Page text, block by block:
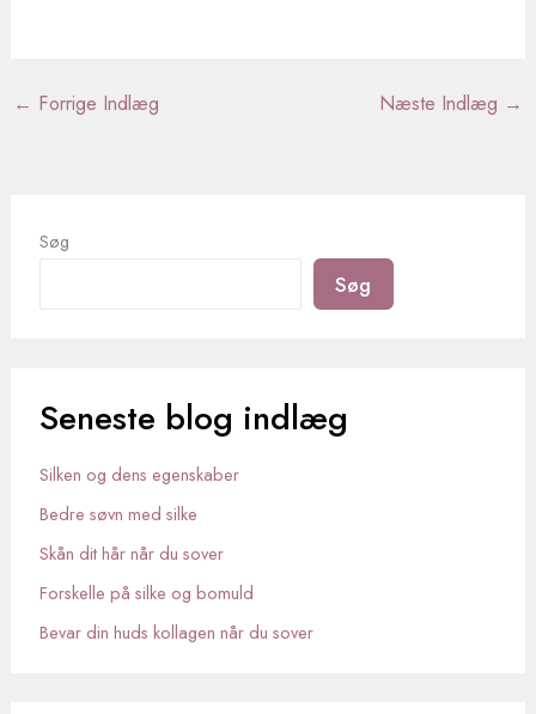
← Forrige Indlæg Næste Indlæg →
Søg
Søg
Seneste blog indlæg
Silken og dens egenskaber
Bedre søvn med silke
Skån dit hår når du sover
Forskelle på silke og bomuld
Bevar din huds kollagen når du sover